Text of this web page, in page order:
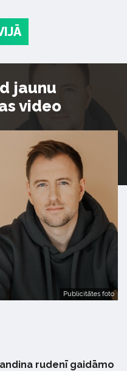
jaunu
video
Publicitātes foto
rudenī gaidāmo